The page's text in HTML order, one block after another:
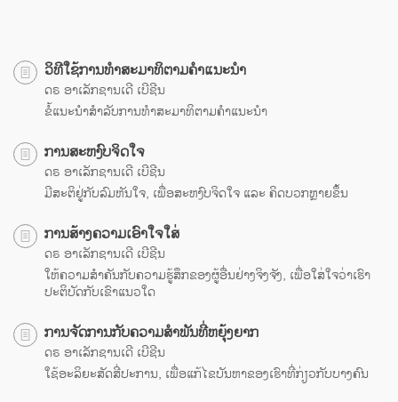
ວິທີໃຊ້ການທຳສະມາທິຕາມຄຳແນະນຳ
ດຣ ອາເລັກຊານເດີ ເບີຊີນ
ຂໍ້ແນະນຳສຳລັບການທຳສະມາທິຕາມຄຳແນະນຳ
ການສະຫງົບຈິດໃຈ
ດຣ ອາເລັກຊານເດີ ເບີຊີນ
ມີສະຕິຢູ່ກັບລົມຫັນໃຈ, ເພື່ອສະຫງົບຈິດໃຈ ແລະ ຄິດບວກຫຼາຍຂຶ້ນ
ການສ້າງຄວາມເອົາໃຈໃສ່
ດຣ ອາເລັກຊານເດີ ເບີຊີນ
ໃຫ້ຄວາມສຳຄັນກັບຄວາມຮູ້ສຶກຂອງຜູ້ອື່ນຢ່າງຈິງຈັງ, ເພື່ອໃສ່ໃຈວ່າເຮົາ
ປະຕິບັດກັບເຂົາແນວໃດ
ການຈັດການກັບຄວາມສຳພັນທີ່ຫຍຸ້ງຍາກ
ດຣ ອາເລັກຊານເດີ ເບີຊີນ
ໃຊ້ອະລິຍະສັດສີ່ປະການ, ເພື່ອແກ້ໄຂບັນຫາຂອງເຮົາທີ່ກ່ຽວກັບບາງຄົນ